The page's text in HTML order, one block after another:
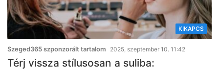
KIKAPCS
Szeged365 szponzorált tartalom 2025, szeptember 10. 11:42
Térj vissza stílusosan a suliba: